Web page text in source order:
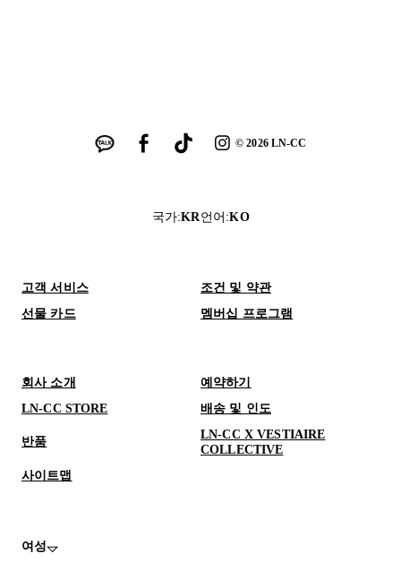
©2026LN-CC
국가:KR 언어 :KO
고객 서비스
조건 및 약관
선물 카드
멤버십 프로그램
회사 소개
예약하기
LN-CC STORE
배송 및 인도
반품
LN-CC X VESTIAIRE
COLLECTIVE
사이트맵
여성